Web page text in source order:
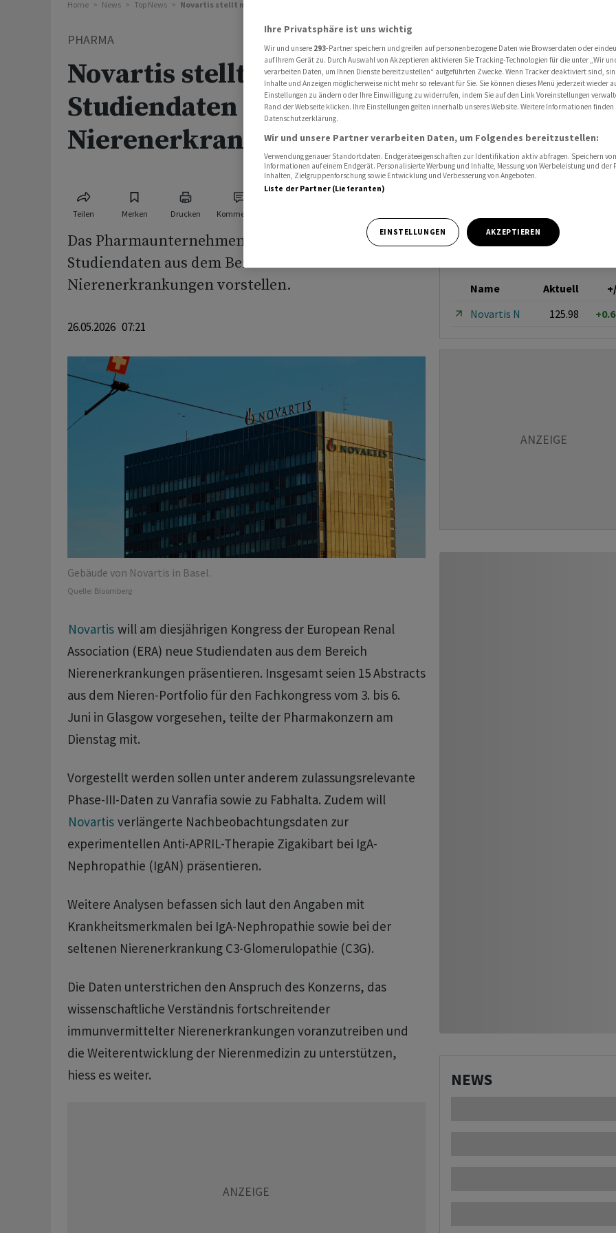
Home News Top News Novartis stellt neue Studiendaten zu Nierenerkrankungen vor
PHARMA
Novartis stellt neue
Studiendaten zu
Nierenerkrankungen vor
Teilen Merken Drucken Kommentare
Das Pharmaunternehmen Novartis will neue
Studiendaten aus dem Bereich
Nierenerkrankungen vorstellen.
26.05.2026 07:21
Gebäude von Novartis in Basel.
Quelle: Bloomberg
Novartis will am diesjährigen Kongress der European Renal
Association (ERA) neue Studiendaten aus dem Bereich
Nierenerkrankungen präsentieren. Insgesamt seien 15 Abstracts
aus dem Nieren-Portfolio für den Fachkongress vom 3. bis 6.
Juni in Glasgow vorgesehen, teilte der Pharmakonzern am
Dienstag mit.
Vorgestellt werden sollen unter anderem zulassungsrelevante
Phase-III-Daten zu Vanrafia sowie zu Fabhalta. Zudem will
Novartis verlängerte Nachbeobachtungsdaten zur
experimentellen Anti-APRIL-Therapie Zigakibart bei IgA-
Nephropathie (IgAN) präsentieren.
Weitere Analysen befassen sich laut den Angaben mit
Krankheitsmerkmalen bei IgA-Nephropathie sowie bei der
seltenen Nierenerkrankung C3-Glomerulopathie (C3G).
Die Daten unterstrichen den Anspruch des Konzerns, das
wissenschaftliche Verständnis fortschreitender
immunvermittelter Nierenerkrankungen voranzutreiben und
die Weiterentwicklung der Nierenmedizin zu unterstützen,
hiess es weiter.
Name Aktuell
Novartis N
125.98
NEWS
Ihre Privatsphäre ist uns wichtig
Wir und unsere 293-Partner speichern und greifen auf personenbezogene Daten wie Browserdaten oder
auf Ihrem Gerät zu. Durch Auswahl von Akzeptieren aktivieren Sie Tracking-Technologien für die unter „Wir
verarbeiten Daten, um Ihnen Dienste bereitzustellen“ aufgeführten Zwecke. Wenn Tracker deaktiviert sind,
Inhalte und Anzeigen möglicherweise nicht mehr so relevant für Sie. Sie können dieses Menü jederzeit wieder
Einstellungen zu ändern oder Ihre Einwilligung zu widerrufen, indem Sie auf den Link Voreinstellungen
Rand der Webseite klicken. Ihre Einstellungen gelten innerhalb unseres Website. Weitere Informationen finden
Datenschutzerklärung.
Wir und unsere Partner verarbeiten Daten, um Folgendes bereitzustellen:
Verwendung genauer Standortdaten. Endgeräteeigenschaften zur Identifikation aktiv abfragen. Speichern
Informationen auf einem Endgerät. Personalisierte Werbung und Inhalte, Messung von Werbeleistung und der
Inhalten, Zielgruppenforschung sowie Entwicklung und Verbesserung von Angeboten.
Liste der Partner (Lieferanten)
EINSTELLUNGEN AKZEPTIEREN